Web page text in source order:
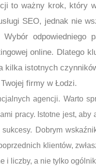
to ważny krok, który
SEO, jednak nie
odpowiedniego
online. Dlatego
kilka istotnych
firmy w Łodzi.
agencji. Warto
pracy. Istotne jest, aby
Dobrym
klientów,
i liczby, a nie tylko